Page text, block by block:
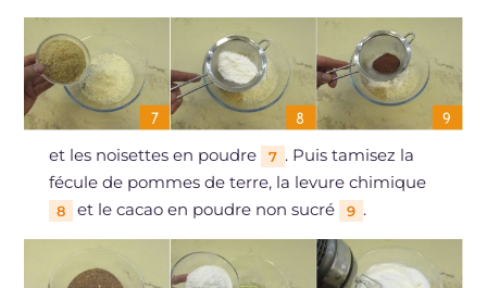
et les noisettes en poudre 7 . Puis tamisez la
fécule de pommes de terre, la levure chimique
8 et le cacao en poudre non sucré 9 .